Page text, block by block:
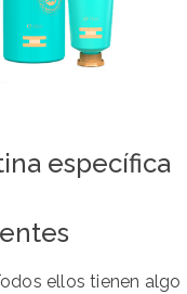
específica
ellos tienen algo